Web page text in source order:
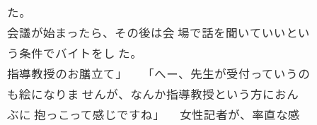
た。
会議が始まったら、その後は会 場で話を聞いていいとい
う条件でバイトをし た。
指導教授のお膳立て」 「へー、先生が受付っていうの
も絵になりま せんが、なんか指導教授という方におん
ぶに 抱っこって感じですね」 女性記者が、率直な感